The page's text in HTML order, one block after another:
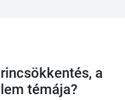
a
témája?